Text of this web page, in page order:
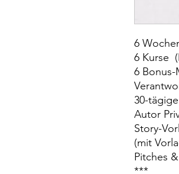
6
6 Kurse
6 Bonus-
30-
Autor
Story-
(mit
Pitches
***